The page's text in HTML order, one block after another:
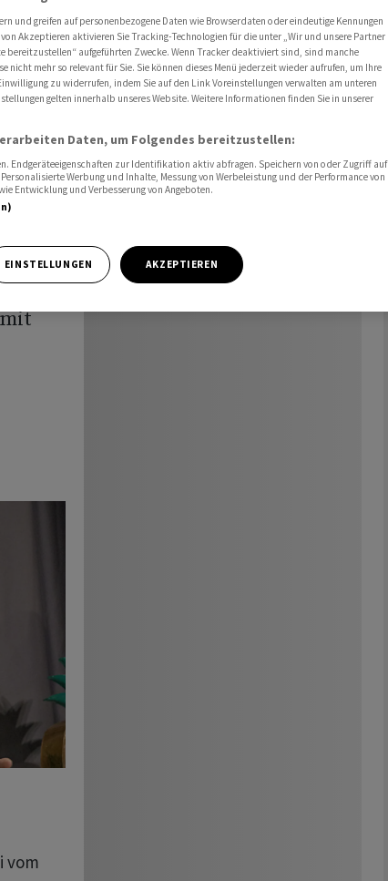
mehr Geld
vom
und greifen auf personenbezogene Daten wie Browserdaten oder eindeutige Kennungen
Akzeptieren aktivieren Sie Tracking-Technologien für die unter „Wir und unsere Partner
bereitzustellen“ aufgeführten Zwecke. Wenn Tracker deaktiviert sind, sind manche
nicht mehr so relevant für Sie. Sie können dieses Menü jederzeit wieder aufrufen, um Ihre
zu widerrufen, indem Sie auf den Link Voreinstellungen verwalten am unteren
gelten innerhalb unseres Website. Weitere Informationen finden Sie in unserer
Daten, um Folgendes bereitzustellen:
Endgeräteeigenschaften zur Identifikation aktiv abfragen. Speichern von oder Zugriff auf
Werbung und Inhalte, Messung von Werbeleistung und der Performance von
Entwicklung und Verbesserung von Angeboten.
EINSTELLUNGEN AKZEPTIEREN